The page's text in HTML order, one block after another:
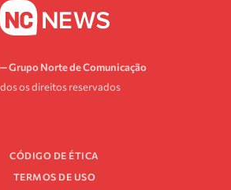
Grupo Norte de Comunicação
os direitos reservados
CÓDIGO DE ÉTICA
TERMOS DE USO